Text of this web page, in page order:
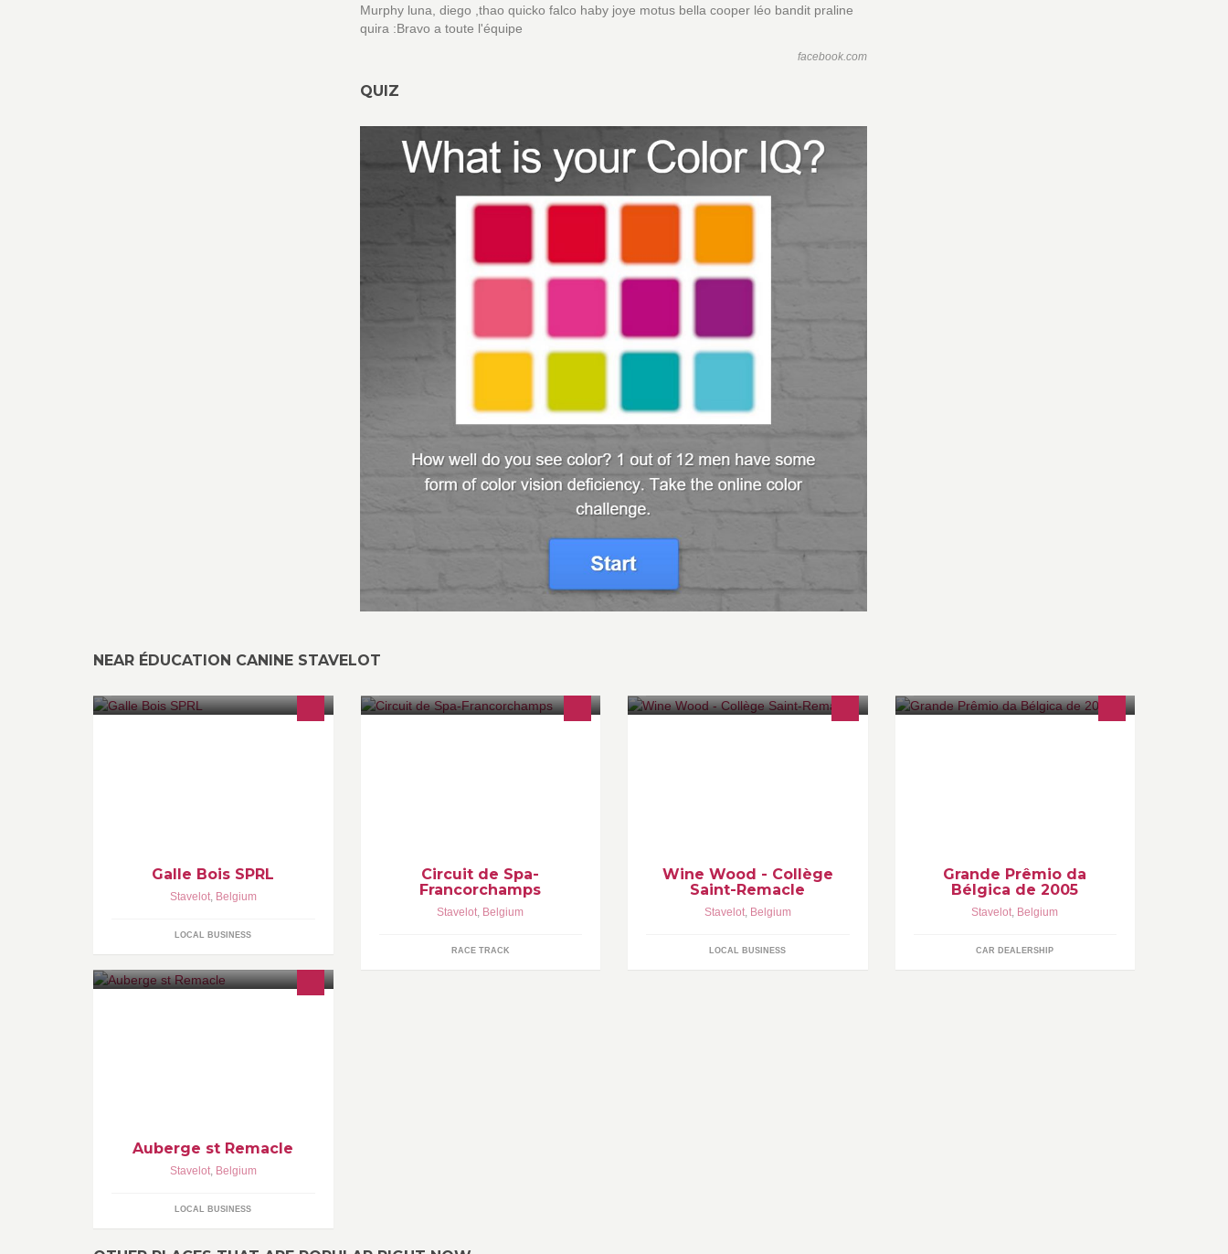
Murphy luna, diego ,thao quicko falco haby joye motus bella cooper léo bandit praline
quira :Bravo a toute l'équipe
facebook.com
QUIZ
NEAR ÉDUCATION CANINE STAVELOT
Galle Bois SPRL
Stavelot, Belgium
LOCAL BUSINESS
Circuit de Spa-
Francorchamps
Stavelot, Belgium
RACE TRACK
Wine Wood - Collège
Saint-Remacle
Stavelot, Belgium
LOCAL BUSINESS
Grande Prêmio da
Bélgica de 2005
Stavelot, Belgium
CAR DEALERSHIP
Auberge st Remacle
Stavelot, Belgium
LOCAL BUSINESS